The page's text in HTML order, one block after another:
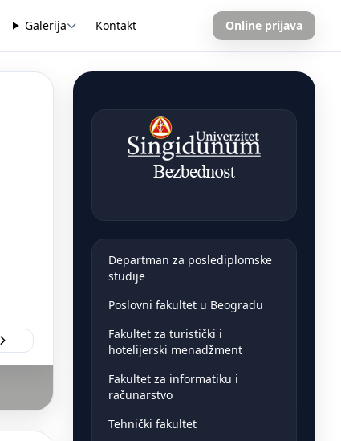
Galerija Kontakt Online prijava
Departman za poslediplomske
studije
Poslovni fakultet u Beogradu
Fakultet za turistički i
hotelijerski menadžment
Fakultet za informatiku i
računarstvo
Tehnički fakultet